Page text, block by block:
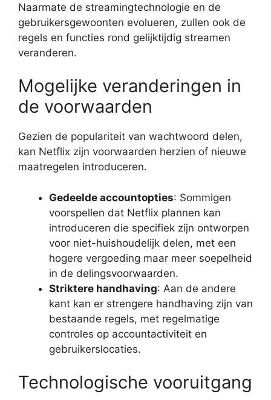
Naarmate de streamingtechnologie en de
gebruikersgewoonten evolueren, zullen ook de
regels en functies rond gelijktijdig streamen
veranderen.
Mogelijke veranderingen in
de voorwaarden
Gezien de populariteit van wachtwoord delen,
kan Netflix zijn voorwaarden herzien of nieuwe
maatregelen introduceren.
Gedeelde accountopties: Sommigen
voorspellen dat Netflix plannen kan
introduceren die specifiek zijn ontworpen
voor niet-huishoudelijk delen, met een
hogere vergoeding maar meer soepelheid
in de delingsvoorwaarden.
Striktere handhaving: Aan de andere
kant kan er strengere handhaving zijn van
bestaande regels, met regelmatige
controles op accountactiviteit en
gebruikerslocaties.
Technologische vooruitgang